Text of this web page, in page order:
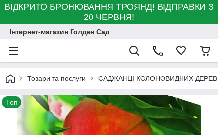
ВІДКРИТО БРОНЮВАННЯ ТРОЯНД! ВІДПРАВКИ З
20 ЧЕРВНЯ!
Інтернет-магазин Голден Сад
Товари та послуги САДЖАНЦІ КОЛОНОВИДНИХ ДЕРЕВ
Топ